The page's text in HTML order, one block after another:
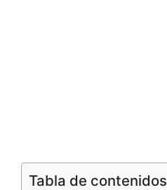
Tabla de contenidos